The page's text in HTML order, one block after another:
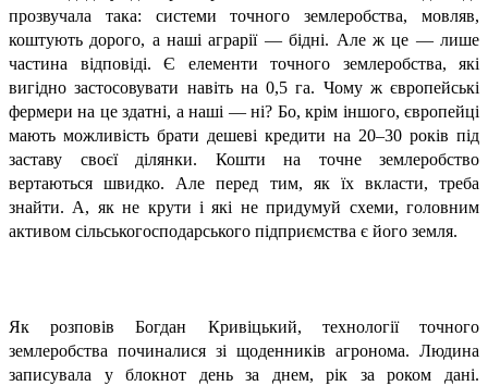
прозвучала така: системи точного землеробства, мовляв,
коштують дорого, а наші аграрії — бідні. Але ж це — лише
частина відповіді. Є елементи точного землеробства, які
вигідно застосовувати навіть на 0,5 га. Чому ж європейські
фермери на це здатні, а наші — ні? Бо, крім іншого, європейці
мають можливість брати дешеві кредити на 20–30 років під
заставу своєї ділянки. Кошти на точне землеробство
вертаються швидко. Але перед тим, як їх вкласти, треба
знайти. А, як не крути і які не придумуй схеми, головним
активом сільськогосподарського підприємства є його земля.
Як розповів Богдан Кривіцький, технології точного
землеробства починалися зі щоденників агронома. Людина
записувала у блокнот день за днем, рік за роком дані.